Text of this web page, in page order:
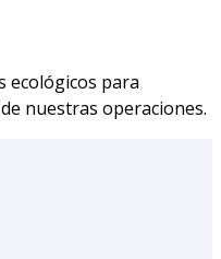
ecológicos para
nuestras operaciones.